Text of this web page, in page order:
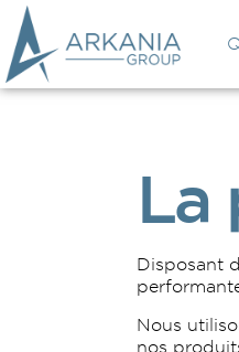
La
Disposant
Nous
nos